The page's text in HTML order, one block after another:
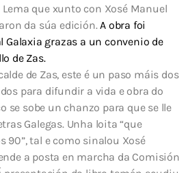
que xunto con Xosé Manuel
da súa edición.A obra foi
grazas a un convenio de
de Zas.
de Zas, este é un paso máis dos
para difundir a vida e obra do
se sobe un chanzo para que se lle
Galegas. Unha loita “que
90”, tal e como sinalou Xosé
a posta en marcha da Comisión